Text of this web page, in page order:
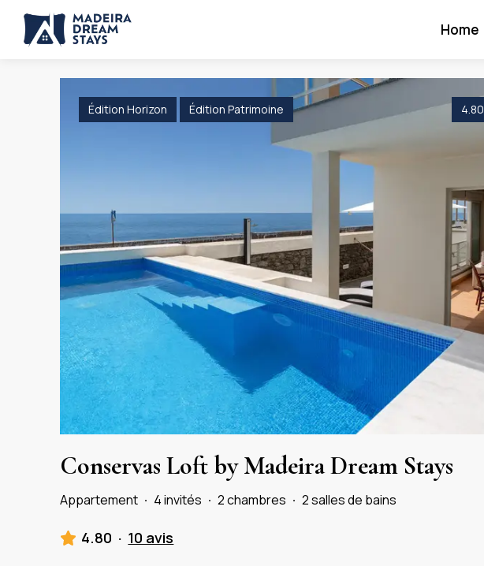
Home
4.80
Édition Horizon Édition Patrimoine
Conservas Loft by Madeira Dream Stays
Appartement · 4 invités · 2 chambres · 2 salles de bains
4.80 · 10 avis